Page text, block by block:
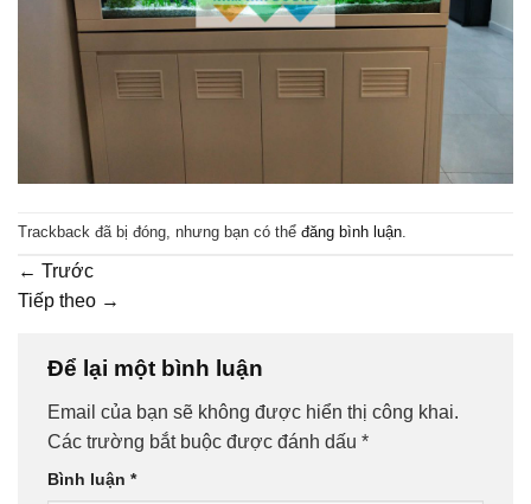
Trackback đã bị đóng, nhưng bạn có thể đăng bình luận.
← Trước
Tiếp theo →
Để lại một bình luận
Email của bạn sẽ không được hiển thị công khai.
Các trường bắt buộc được đánh dấu *
Bình luận *